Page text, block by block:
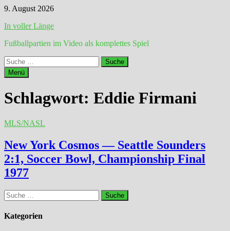
Zum
springen
9. August 2026
In voller Länge
Fußballpartien im Video als komplettes Spiel
Suche
nach:
Menü
Schlagwort: Eddie Firmani
MLS/NASL
New York Cosmos — Seattle Sounders
2:1, Soccer Bowl, Championship Final
1977
Suche
nach:
Kategorien